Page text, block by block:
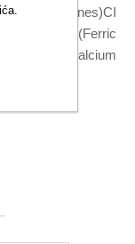
(Ultramarines)CI
77510 (Ferric
uzgoja